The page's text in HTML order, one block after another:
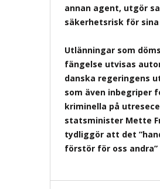
annan agent, utgör
säkerhetsrisk för
Utlänningar som
fängelse utvisas
danska regeringens
som även inbegriper
kriminella på
statsminister Mette
tydliggör att det
förstör för oss andra”